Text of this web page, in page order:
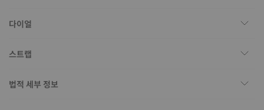
다이얼
스트랩
법적 세부 정보